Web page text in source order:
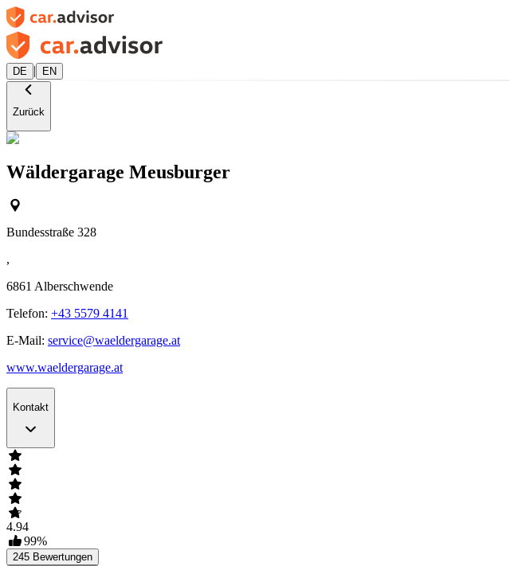
DE | EN
Zurück
Wäldergarage Meusburger
Bundesstraße 328
,
6861 Alberschwende
Telefon: +43 5579 4141
E-Mail: service@waeldergarage.at
www.waeldergarage.at
Kontakt
4.94
99%
245 Bewertungen